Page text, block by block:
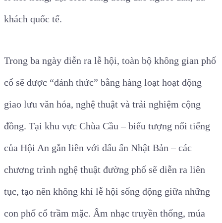
khách quốc tế.
Trong ba ngày diễn ra lễ hội, toàn bộ không gian phố
cổ sẽ được “đánh thức” bằng hàng loạt hoạt động
giao lưu văn hóa, nghệ thuật và trải nghiệm cộng
đồng. Tại khu vực Chùa Cầu – biểu tượng nổi tiếng
của Hội An gắn liền với dấu ấn Nhật Bản – các
chương trình nghệ thuật đường phố sẽ diễn ra liên
tục, tạo nên không khí lễ hội sống động giữa những
con phố cổ trầm mặc. Âm nhạc truyền thống, múa